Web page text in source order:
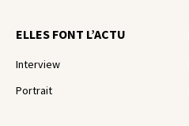
ELLES FONT L’ACTU
Interview
Portrait